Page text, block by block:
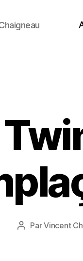
Auteur
ParVincent